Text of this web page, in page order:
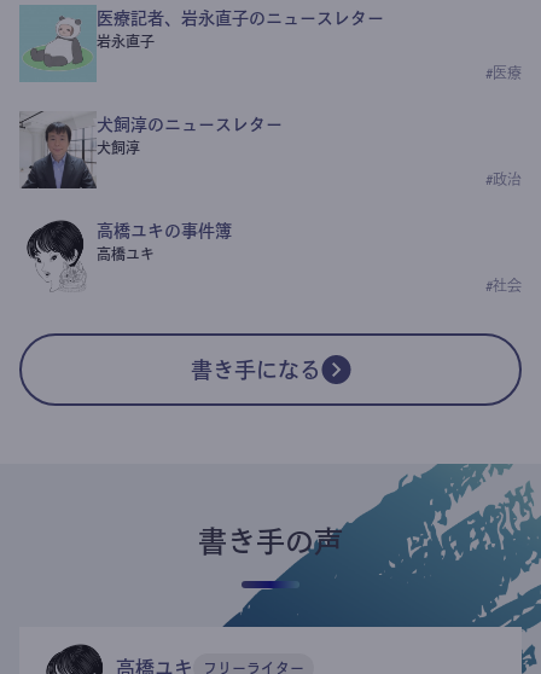
医療記者、岩永直子のニュースレター
岩永直子
# 医療
犬飼淳のニュースレター
犬飼淳
#政治
高橋ユキの事件簿
高橋ユキ
#社会
書き手になる
書き手の声
高橋ユキ フリーライター